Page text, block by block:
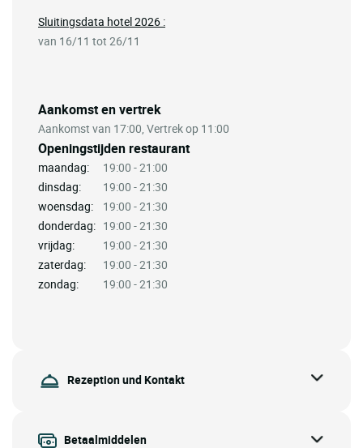
Aankomst en vertrek
Aankomst van 17:00, Vertrek op 11:00
Openingstijden restaurant
maandag:
19:00 - 21:00
dinsdag:
19:00 - 21:30
woensdag:
19:00 - 21:30
donderdag: 19:00 - 21:30
vrijdag:
19:00 - 21:30
zaterdag:
19:00 - 21:30
zondag:
19:00 - 21:30
Sluitingsdata hotel 2026 :
van 16/11 tot 26/11
Rezeption und Kontakt
Betaalmiddelen